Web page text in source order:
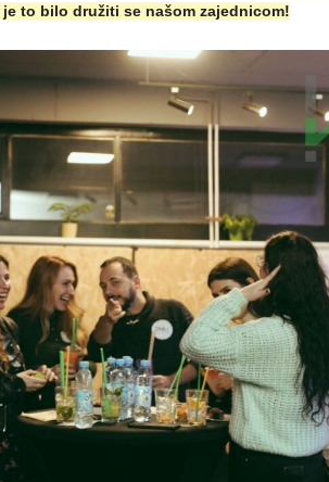
to bilo družiti se našom zajednicom!